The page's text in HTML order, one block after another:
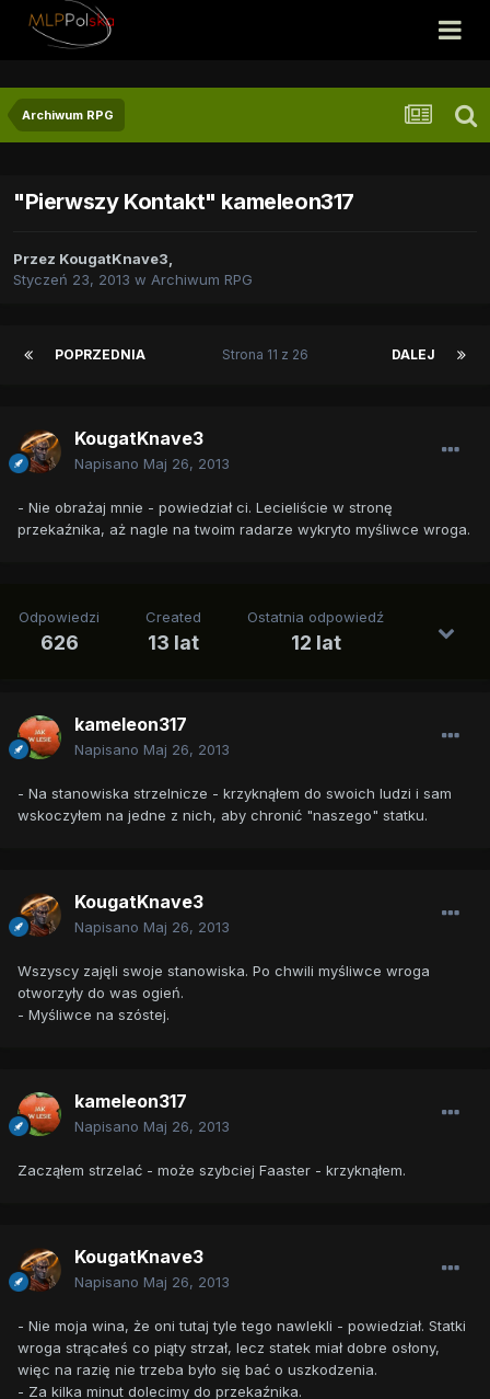
Archiwum RPG
"Pierwszy Kontakt" kameleon317
Przez KougatKnave3,
Styczeń 23, 2013 w Archiwum RPG
POPRZEDNIA DALEJ
Strona 11 z 26
KougatKnave3
Napisano Maj 26, 2013
- Nie obrażaj mnie - powiedział ci. Lecieliście w stronę
przekaźnika, aż nagle na twoim radarze wykryto myśliwce wroga.
Odpowiedzi
626
Created
13 lat
Ostatnia odpowiedź
12 lat
kameleon317
Napisano Maj 26, 2013
- Na stanowiska strzelnicze - krzyknąłem do swoich ludzi i sam
wskoczyłem na jedne z nich, aby chronić "naszego" statku.
KougatKnave3
Napisano Maj 26, 2013
Wszyscy zajęli swoje stanowiska. Po chwili myśliwce wroga
otworzyły do was ogień.
- Myśliwce na szóstej.
kameleon317
Napisano Maj 26, 2013
Zacząłem strzelać - może szybciej Faaster - krzyknąłem.
KougatKnave3
Napisano Maj 26, 2013
- Nie moja wina, że oni tutaj tyle tego nawlekli - powiedział. Statki
wroga strącałeś co piąty strzał, lecz statek miał dobre osłony,
więc na razię nie trzeba było się bać o uszkodzenia.
- Za kilka minut dolecimy do przekaźnika.